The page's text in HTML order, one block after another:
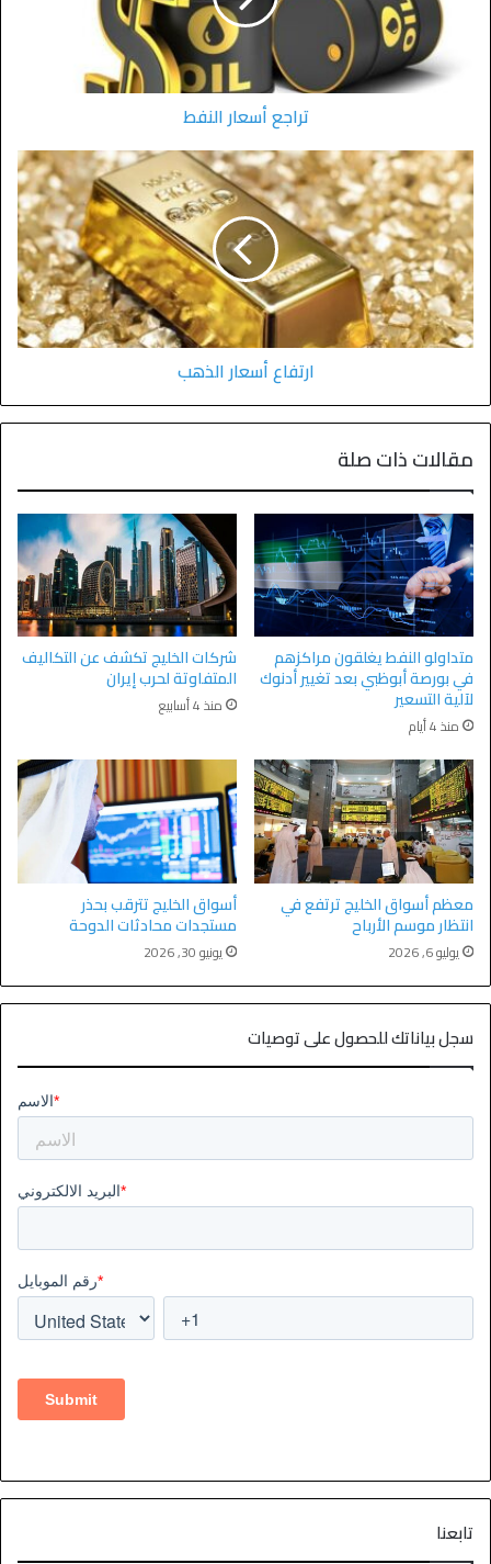
تراجع أسعار النفط
ارتفاع أسعار الذهب
مقالات ذات صلة
متداولو النفط يغلقون مراكزهم
في بورصة أبوظبي بعد تغيير أدنوك
لآلية التسعير
منذ 4 أيام
شركات الخليج تكشف عن التكاليف
المتفاوتة لحرب إيران
منذ 4 أسابيع
معظم أسواق الخليج ترتفع في
انتظار موسم الأرباح
يوليو 6, 2026
أسواق الخليج تترقب بحذر
مستجدات محادثات الدوحة
يونيو 30, 2026
سجل بياناتك للحصول على توصيات
تابعنا